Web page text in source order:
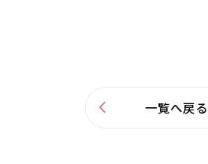
一覧へ戻る